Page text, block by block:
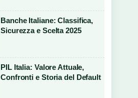
Banche Italiane: Classifica,
Sicurezza e Scelta 2025
PIL Italia: Valore Attuale,
Confronti e Storia del Default